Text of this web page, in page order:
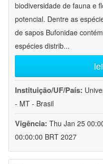
biodiversidade de fauna e
potencial. Dentre as
de sapos Bufonidae
espécies distrib...
Instituição/UF/País:
- MT - Brasil
Vigência: Thu Jan 25
00:00:00 BRT 2027